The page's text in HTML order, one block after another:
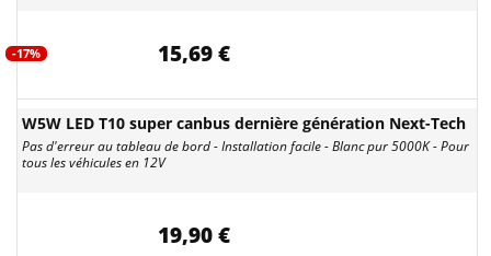
-17% 15,69 €
W5W LED T10 super canbus dernière génération Next-Tech
Pas d'erreur au tableau de bord - Installation facile - Blanc pur 5000K - Pour
tous les véhicules en 12V
19,90 €